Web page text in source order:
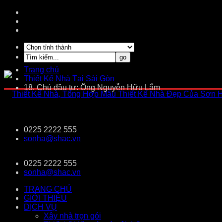
0225 2222 555
sonha@shac.vn
0225 2222 555
sonha@shac.vn
TRANG CHỦ
GIỚI THIỆU
DỊCH VỤ
Xây nhà trọn gói
Trang chủ
Thiết Kế Nhà Tại Sài Gòn
18. Chủ đầu tư: Ông Nguyễn Hữu Lắm